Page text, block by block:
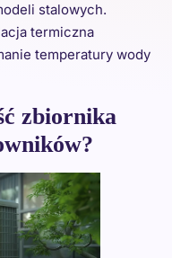
stalowych.
termiczna
temperatury wody
zbiornika